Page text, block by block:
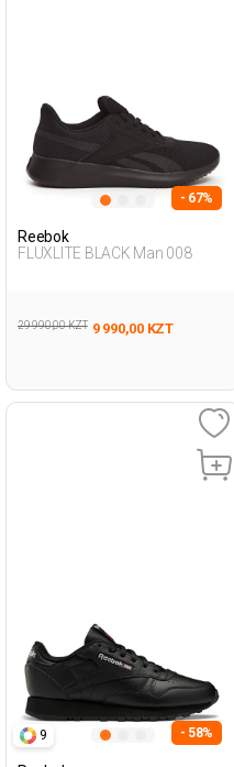
- 67%
Reebok
FLUXLITE BLACK Man 008
29 990,00 KZT 9 990,00 KZT
9 - 58%